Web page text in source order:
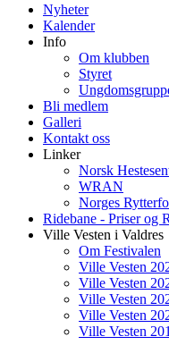
Nyheter
Kalender
Info
Om klubben
Styret
Bli medlem
Galleri
Kontakt oss
Linker
Norsk
WRAN
Norges
Ridebane - Priser og
Ville Vesten i Valdres
Om Festivalen
Ville Vesten
Ville Vesten
Ville Vesten
Ville Vesten
Ville Vesten